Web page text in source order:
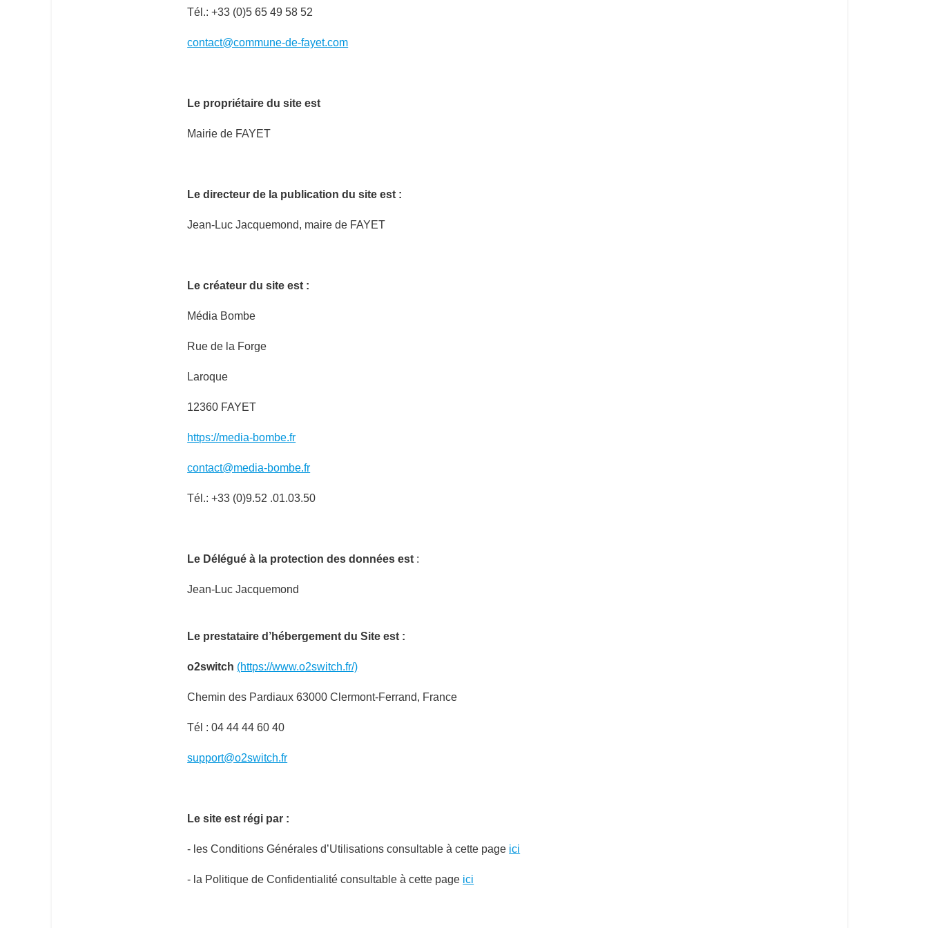
Tél.: +33 (0)5 65 49 58 52
contact@commune-de-fayet.com
Le propriétaire du site est
Mairie de FAYET
Le directeur de la publication du site est :
Jean-LucJacquemond, maire de FAYET
Le créateur du site est :
Média Bombe
Rue de la Forge
Laroque
12360 FAYET
https://media-bombe.fr
contact@media-bombe.fr
Tél.: +33 (0)9.52 .01.03.50
Le Délégué à la protection des données est :
Jean-LucJacquemond
Le prestataire d’hébergement du Site est :
o2switch (https://www.o2switch.fr/)
Chemin des Pardiaux 63000 Clermont-Ferrand, France
Tél :04 44 44 60 40
support@o2switch.fr
Le site est régi par :
- les Conditions Générales d’Utilisations consultable à cette page ici
- la Politique de Confidentialité consultable à cette page ici